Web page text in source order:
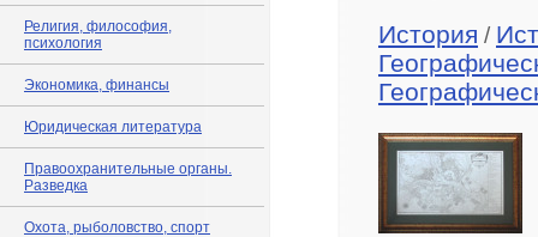
Религия, философия,
психология
Экономика, финансы
Юридическая литература
Правоохранительные органы.
Разведка
Охота, рыболовство, спорт
История /